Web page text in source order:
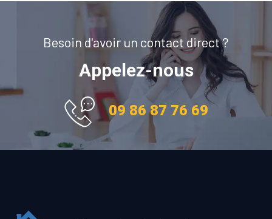
Besoin d'avoir un contact direct ?
Appelez-nous
09 86 87 76 69